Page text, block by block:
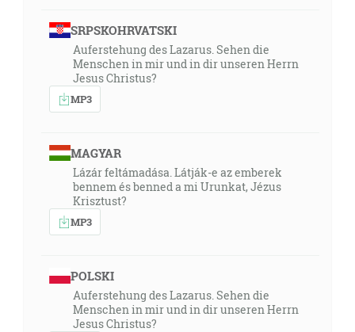
SRPSKOHRVATSKI
Auferstehung des Lazarus. Sehen die
Menschen in mir und in dir unseren Herrn
Jesus Christus?
MP3
MAGYAR
Lázár feltámadása. Látják-e az emberek
bennem és benned a mi Urunkat, Jézus
Krisztust?
MP3
POLSKI
Auferstehung des Lazarus. Sehen die
Menschen in mir und in dir unseren Herrn
Jesus Christus?